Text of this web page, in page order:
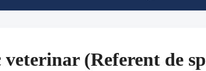
(Referent de